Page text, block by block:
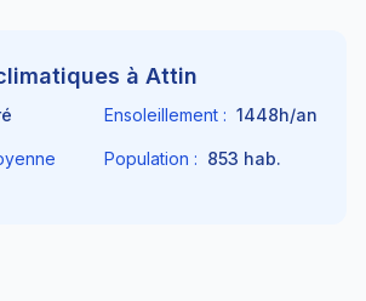
à Attin
Ensoleillement : 1448h/an
Population : 853 hab.